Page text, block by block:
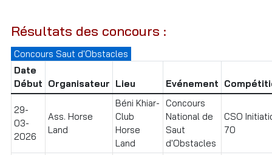
Résultats des concours :
Concours Saut d'Obstacles
Date
Début Organisateur Lieu Evénement
29-
03-
2026
Ass. Horse
Land
Béni Khiar-
Club
Horse
Land
Concours
National de
Saut
d'Obstacles
CSO
70